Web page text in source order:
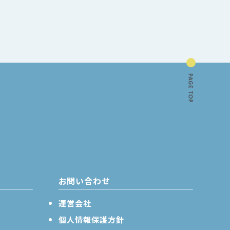
お問い合わせ
運営会社
個人情報保護方針